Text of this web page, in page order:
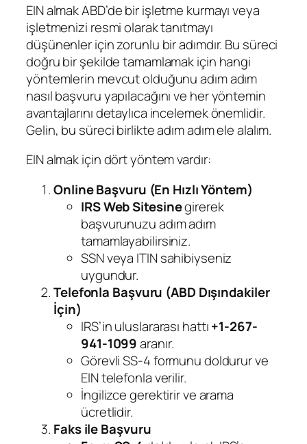
EIN almak ABD’de bir işletme kurmayı veya
işletmenizi resmi olarak tanıtmayı
düşünenler için zorunlu bir adımdır. Bu süreci
doğru bir şekilde tamamlamak için hangi
yöntemlerin mevcut olduğunu adım adım
nasıl başvuru yapılacağını ve her yöntemin
avantajlarını detaylıca incelemek önemlidir.
Gelin, bu süreci birlikte adım adım ele alalım.
EIN almak için dört yöntem vardır:
Online Başvuru (En Hızlı Yöntem)
IRS Web Sitesinegirerek
başvurunuzu adım adım
tamamlayabilirsiniz.
SSN veya ITIN sahibiyseniz
uygundur.
Telefonla Başvuru (ABD Dışındakiler
İçin)
IRS’in uluslararası hattı+1-267-
941-1099aranır.
Görevli SS-4 formunu doldurur ve
EIN telefonla verilir.
İngilizce gerektirir ve arama
ücretlidir.
Faks ile Başvuru